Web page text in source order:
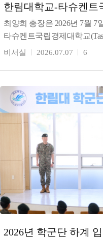
한림대학교-타슈켄트
체결
최양희 총장은 2026년 7월
타슈켄트국립경제대학교
툴킨 테샤바예프(T
비서실 2026.07.07 6
2026년 학군단 하계